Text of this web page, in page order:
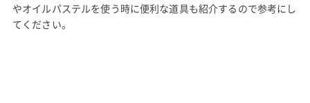
やオイルパステルを使う時に便利な道具も紹介するので参考にし
てください。